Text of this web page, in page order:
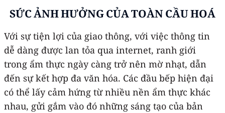
SỨC ẢNH HƯỞNG CỦA TOÀN CẦU HOÁ
Với sự tiện lợi của giao thông, với việc thông tin
dễ dàng được lan tỏa qua internet, ranh giới
trong ẩm thực ngày càng trở nên mờ nhạt, dẫn
đến sự kết hợp đa văn hóa. Các đầu bếp hiện đại
có thể lấy cảm hứng từ nhiều nền ẩm thực khác
nhau, gửi gắm vào đó những sáng tạo của bản